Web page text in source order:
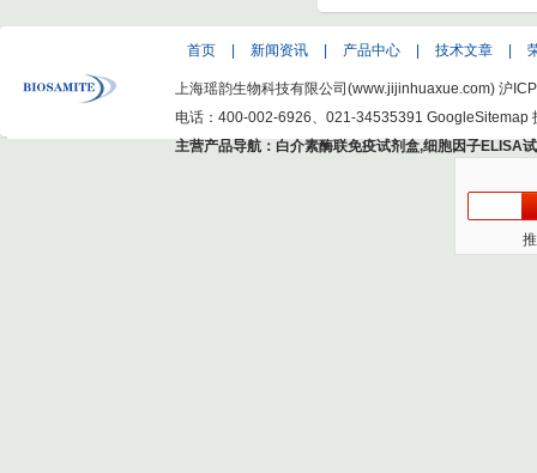
Hepatitis C Virus
首页 新闻资讯 产品中心 技术文章
上海瑶韵生物科技有限公司(www.jijinhuaxue.com) 沪
电话：400-002-6926、021-34535391 GoogleSitemap
主营产品导航： 白介素酶联免疫试剂盒,细胞因子ELISA